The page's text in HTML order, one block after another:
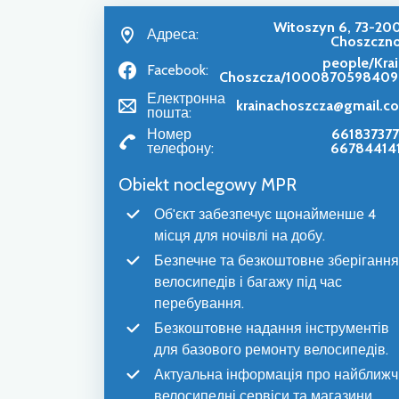
Адреса:
Witoszyn 6, 73-
Facebook:
people/
Choszcza/
Електронна
пошта:
Номер
телефону:
667844141
Obiekt noclegowy MPR
Об'єкт забезпечує щонайменше 4
місця для ночівлі на добу.
Безпечне та безкоштовне зберігання
велосипедів і багажу під час
перебування.
Безкоштовне надання інструментів
для базового ремонту велосипедів.
Актуальна інформація про